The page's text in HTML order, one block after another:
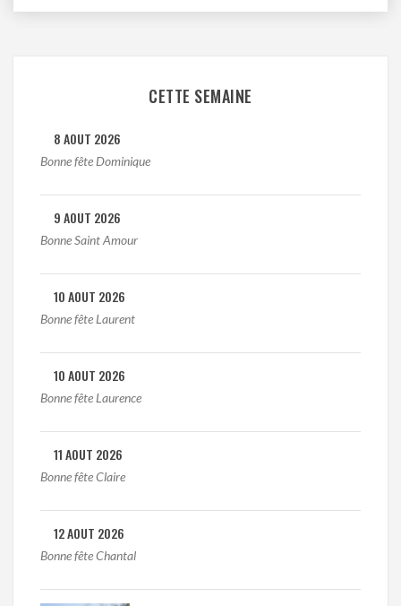
CETTE SEMAINE
8 AOUT 2026
Bonne fête Dominique
9 AOUT 2026
Bonne Saint Amour
10 AOUT 2026
Bonne fête Laurent
10 AOUT 2026
Bonne fête Laurence
11 AOUT 2026
Bonne fête Claire
12 AOUT 2026
Bonne fête Chantal